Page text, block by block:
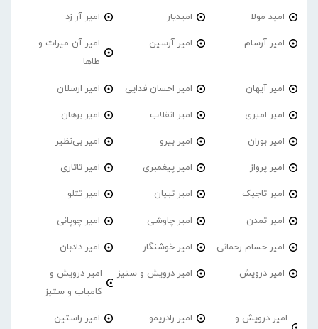
امید مولا امیدیار امیر آر زد
امیر آرسام امیر آرسین
امیر آن میراث و
طاها
امیر آیهان امیر احسان فدایی امیر ارسلان
امیر امیری امیر انقلاب امیر برهان
امیر‌ بوران امیر بیرو امیر بی‌نظیر
امیر پرواز امیر پیغمبری امیر تاتاری
امیر تاجیک امیر تبیان امیر تتلو
امیر تمدن امیر چاوشی امیر چوپانی
امیر حسام رحمانی امیر خوشنگار امیر دادبان
امیر درویش امیر درویش و ستیز
امیر درویش و
کامیاب و ستیز
امیر درویش و
امیر رادریمو امیر راستین